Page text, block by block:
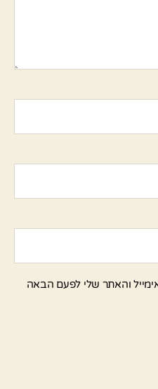
והאתר שלי לפעם הבאה